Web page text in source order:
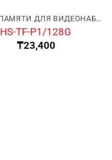
КАРТЫ ПАМЯТИ ДЛЯ ВИДЕОНАБЛЮДЕНИЯ
HS-TF-P1/128G
₸23,400